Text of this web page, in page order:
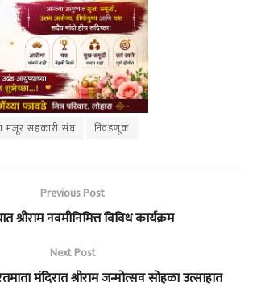
मजूर सहकारी संघ निवडणूक
Previous Post
श्रीराम नवमीनिमित्त विविध कार्यक्रम
Next Post
मंदिरात श्रीराम जन्मोत्सव सोहळा उत्साहात